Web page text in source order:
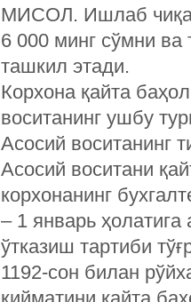
МИСОЛ. Ишлаб
6 000 минг сўмни ва
ташкил этади.
Корхона қайта
воситанинг ушбу
Асосий воситанинг
Асосий воситани
корхонанинг
– 1 январь
ўтказиш тартиби
1192-сон билан